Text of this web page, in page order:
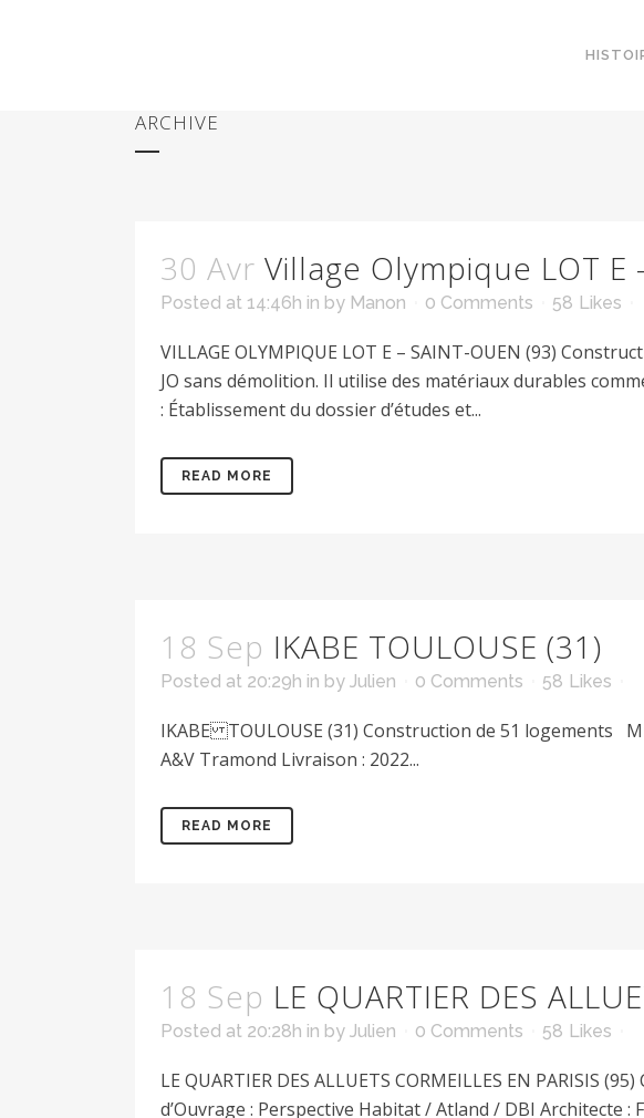
ARCHIVE
30 Avr Village Olympique LOT E
Posted at 14:46h in by Manon 0 Comments 58 Likes
VILLAGE OLYMPIQUE LOT E – SAINT-OUEN (93)
JO sans démolition. Il utilise des matériaux durables
: Établissement du dossier d’études et...
READ MORE
18 Sep IKABE TOULOUSE (31)
Posted at 20:29h in by Julien 0 Comments 58 Likes
IKABE TOULOUSE (31) Construction de 51 logements
A&V Tramond Livraison : 2022...
READ MORE
18 Sep LE QUARTIER DES
Posted at 20:28h in by Julien 0 Comments 58 Likes
LE QUARTIER DES ALLUETS CORMEILLES EN
d’Ouvrage : Perspective Habitat / Atland / DBI Architecte :